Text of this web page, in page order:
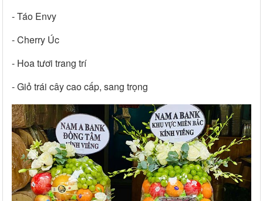
- Táo Envy
- Cherry Úc
- Hoa tươi trang trí
- Giỏ trái cây cao cấp, sang trọng